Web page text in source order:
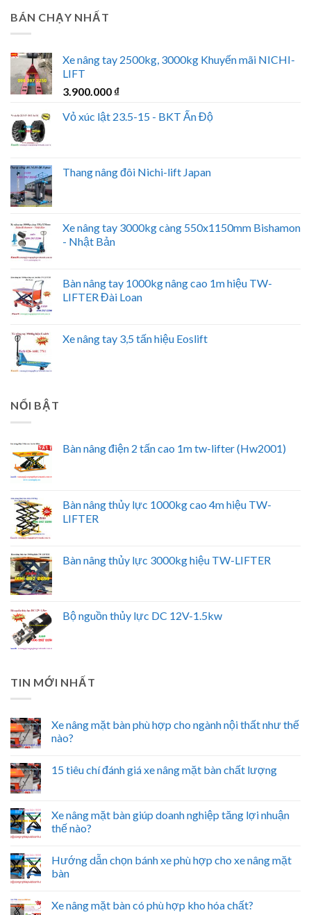
BÁN CHẠY NHẤT
Xe nâng tay 2500kg, 3000kg Khuyến mãi NICHI-
LIFT
3.900.000 ₫
Vỏ xúc lật 23.5-15 - BKT Ấn Độ
Thang nâng đôi Nichi-lift Japan
Xe nâng tay 3000kg càng 550x1150mm Bishamon
- Nhật Bản
Bàn nâng tay 1000kg nâng cao 1m hiệu TW-
LIFTER Đài Loan
Xe nâng tay 3,5 tấn hiệu Eoslift
NỔI BẬT
Bàn nâng điện 2 tấn cao 1m tw-lifter (Hw2001)
Bàn nâng thủy lực 1000kg cao 4m hiệu TW-
LIFTER
Bàn nâng thủy lực 3000kg hiệu TW-LIFTER
Bộ nguồn thủy lực DC 12V-1.5kw
TIN MỚI NHẤT
Xe nâng mặt bàn phù hợp cho ngành nội thất như thế
nào?
15 tiêu chí đánh giá xe nâng mặt bàn chất lượng
Xe nâng mặt bàn giúp doanh nghiệp tăng lợi nhuận
thế nào?
Hướng dẫn chọn bánh xe phù hợp cho xe nâng mặt
bàn
Xe nâng mặt bàn có phù hợp kho hóa chất?